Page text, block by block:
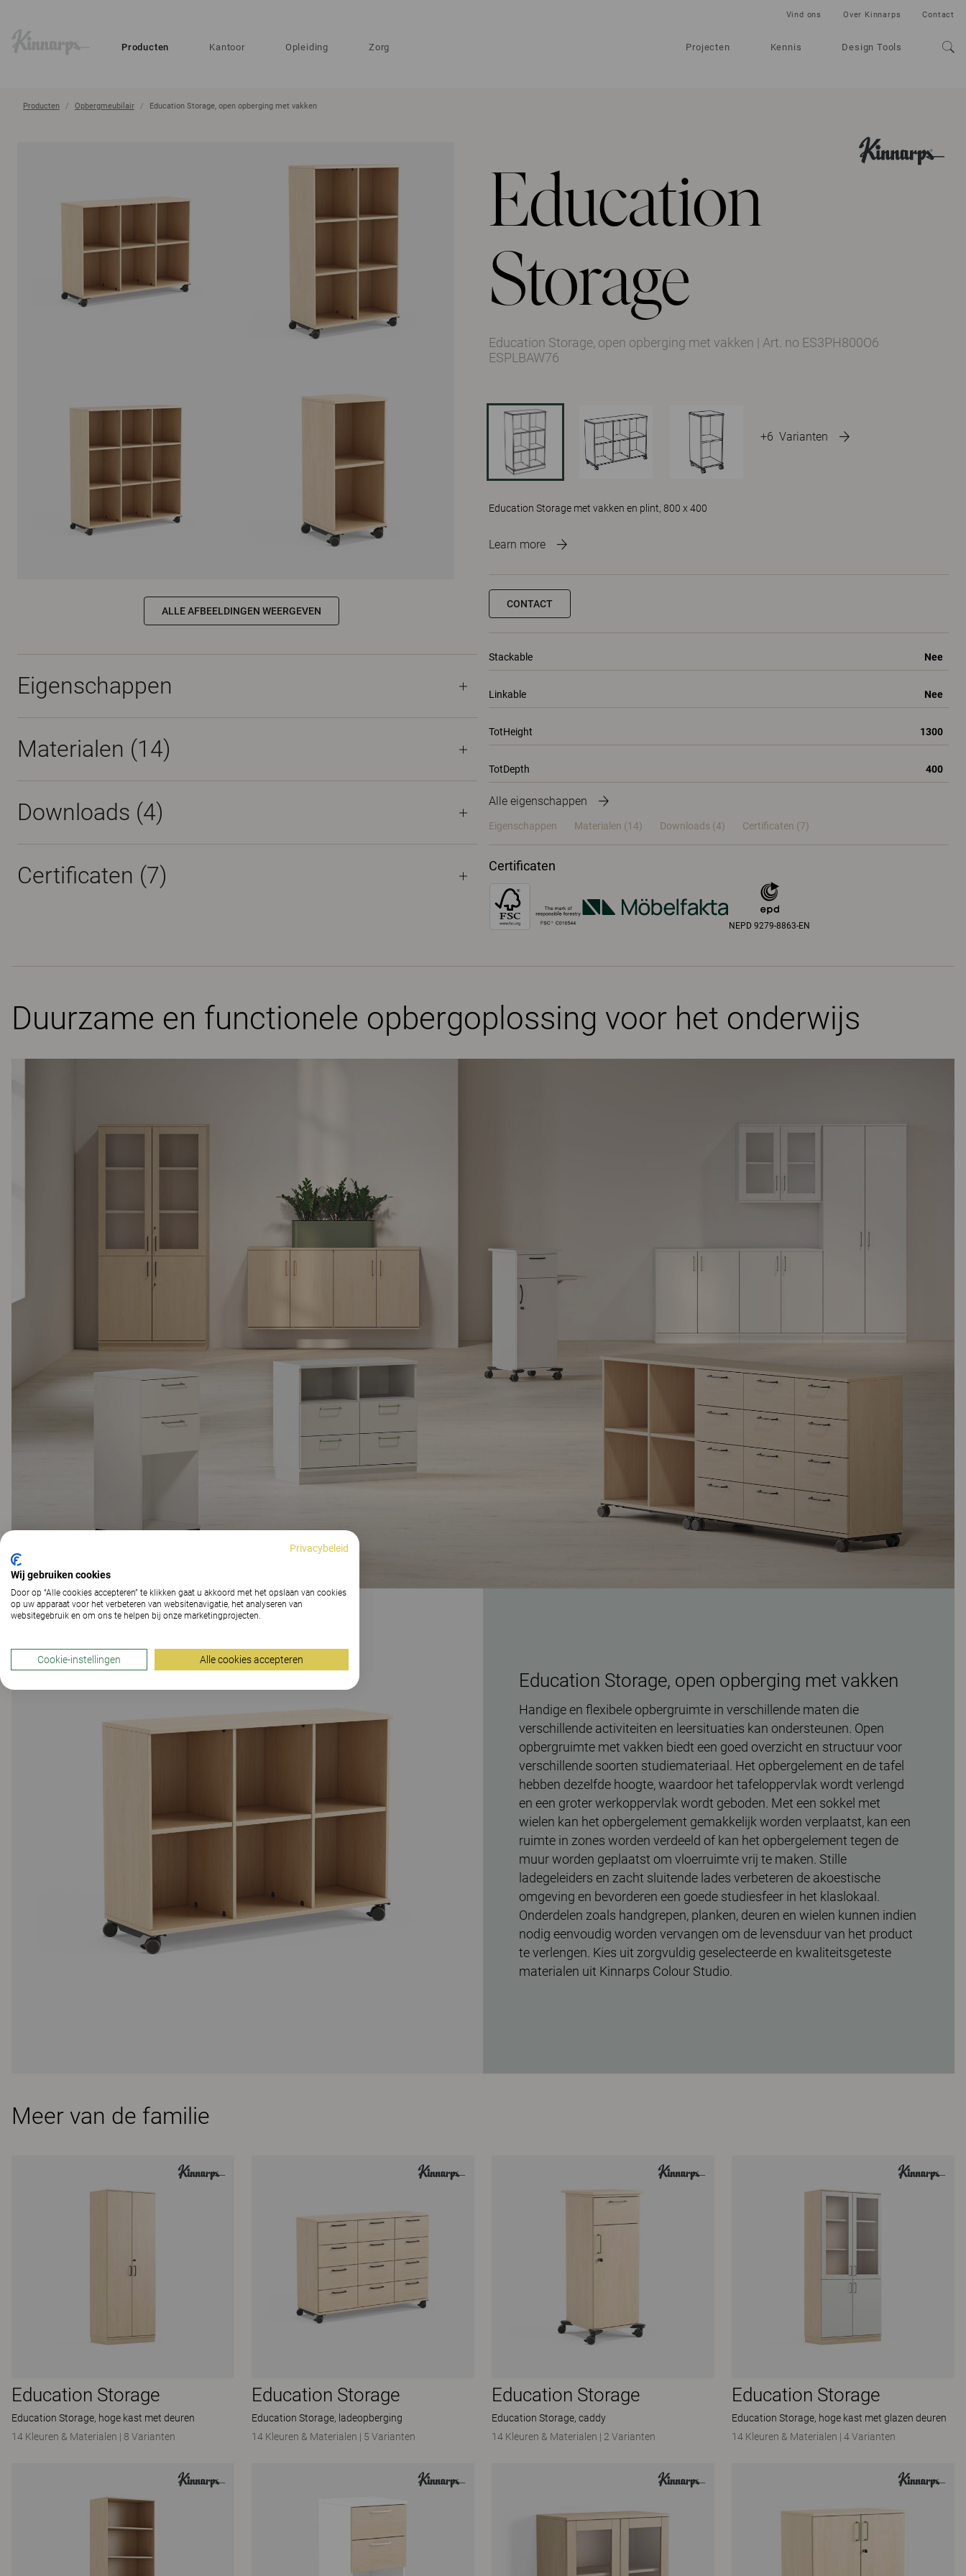
Producten Kantoor Opleiding Zorg Projecten Kennis Design Tools
Vind ons Over Kinnarps Contact
Producten Opbergmeubilair Education Storage, open opberging met vakken
Education
Storage
+6 Varianten
Education Storage, open opberging met vakken | Art. no ES3PH800O6
ESPLBAW76
Education Storage met vakken en plint, 800 x 400
Learn more
CONTACT
Stackable Nee
Linkable Nee
TotHeight 1300
TotDepth 400
Alle eigenschappen
Eigenschappen Materialen (14) Downloads (4) Certificaten (7)
Certificaten
NEPD 9279-8863-EN
ALLE AFBEELDINGEN WEERGEVEN
Eigenschappen
Materialen (14)
Downloads (4)
Certificaten (7)
Duurzame en functionele opbergoplossing voor het onderwijs
Education Storage, open opberging met vakken
Handige en flexibele opbergruimte in verschillende maten die
verschillende activiteiten en leersituaties kan ondersteunen. Open
opbergruimte met vakken biedt een goed overzicht en structuur voor
verschillende soorten studiemateriaal. Het opbergelement en de tafel
hebben dezelfde hoogte, waardoor het tafeloppervlak wordt verlengd
en een groter werkoppervlak wordt geboden. Met een sokkel met
wielen kan het opbergelement gemakkelijk worden verplaatst, kan een
ruimte in zones worden verdeeld of kan het opbergelement tegen de
muur worden geplaatst om vloerruimte vrij te maken. Stille
ladegeleiders en zacht sluitende lades verbeteren de akoestische
omgeving en bevorderen een goede studiesfeer in het klaslokaal.
Onderdelen zoals handgrepen, planken, deuren en wielen kunnen indien
nodig eenvoudig worden vervangen om de levensduur van het product
te verlengen. Kies uit zorgvuldig geselecteerde en kwaliteitsgeteste
materialen uit Kinnarps Colour Studio.
Meer van de familie
Education Storage
Education Storage, hoge kast met deuren
14 Kleuren & Materialen | 8 Varianten
Education Storage
Education Storage, ladeopberging
14 Kleuren & Materialen | 5 Varianten
Education Storage
Education Storage, caddy
14 Kleuren & Materialen | 2 Varianten
Education Storage
Education Storage, hoge kast met glazen deuren
14 Kleuren & Materialen | 4 Varianten
Privacybeleid
Wij gebruiken cookies
Door op “Alle cookies accepteren” te klikken gaat u akkoord met het opslaan van cookies
op uw apparaat voor het verbeteren van websitenavigatie, het analyseren van
websitegebruik en om ons te helpen bij onze marketingprojecten.
Cookie-instellingen Alle cookies accepteren